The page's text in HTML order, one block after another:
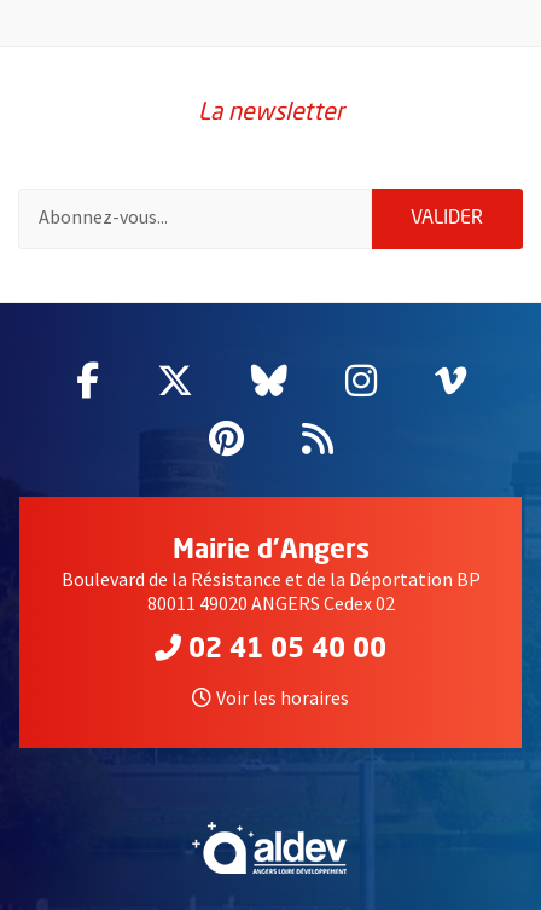
La newsletter
VALIDER
Facebook
, Ouvre une nouvelle fenêtre
Twitter
, Ouvre une nouvelle
Bluesky
, Ouvre une
Instagram
, Ouvre
,
Pinterest
, Ouvre une
Flux RSS
Mairie d'Angers
Boulevard de la Résistance et de la Déportation BP
80011 49020 ANGERS Cedex 02
02 41 05 40 00
Voir les horaires